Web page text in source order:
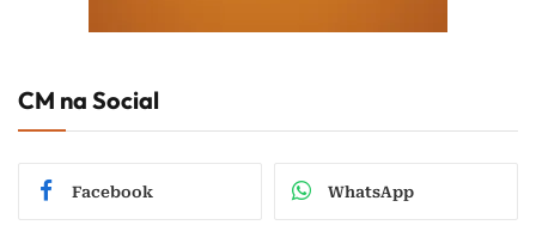
CM na Social
Facebook WhatsApp